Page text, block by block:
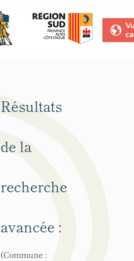
Résultats
de la
recherche
avancée :
(Commune :